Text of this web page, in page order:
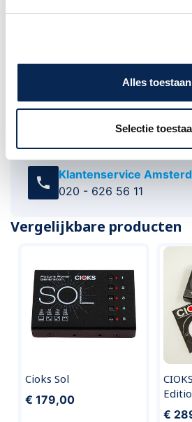
Alles toestaan
Selectie
Advies nodig of heb je
Neem dan contact met ons op.
medewerkers staan u graag
call
Klantenservice
020 - 626 56 11
Vergelijkbare producten
Cioks Sol
€ 179,00
€